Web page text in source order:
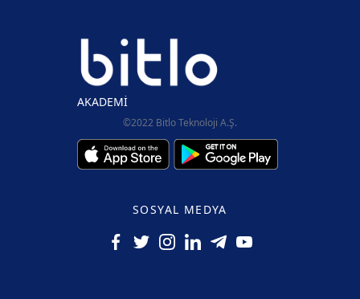
AKADEMİ
©2022 Bitlo Teknoloji A.Ş.
SOSYAL MEDYA